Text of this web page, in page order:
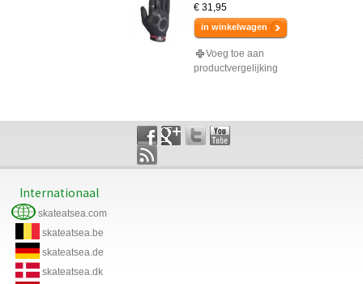
€ 31,95
in winkelwagen
Voeg toe aan
productvergelijking
Internationaal
skateatsea.com
skateatsea.be
skateatsea.de
skateatsea.dk